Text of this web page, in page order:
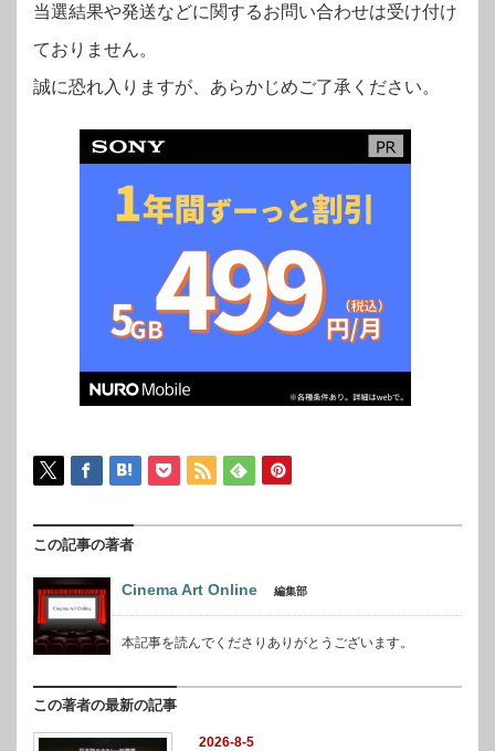
当選結果や発送などに関するお問い合わせは受け付け
ておりません。
誠に恐れ入りますが、あらかじめご了承ください。
この記事の著者
Cinema Art Online 編集部
本記事を読んでくださりありがとうございます。
この著者の最新の記事
2026-8-5